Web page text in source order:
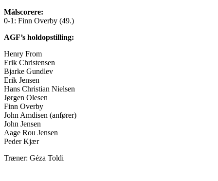
Målscorere:
0-1: Finn Overby (49.)
AGF’s holdopstilling:
Henry From
Erik Christensen
Bjarke Gundlev
Erik Jensen
Hans Christian Nielsen
Jørgen Olesen
Finn Overby
John Amdisen (anfører)
John Jensen
Aage Rou Jensen
Peder Kjær
Træner: Géza Toldi